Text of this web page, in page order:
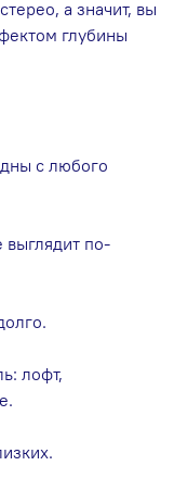
а значит, вы
глубины
с любого
по-
лофт,